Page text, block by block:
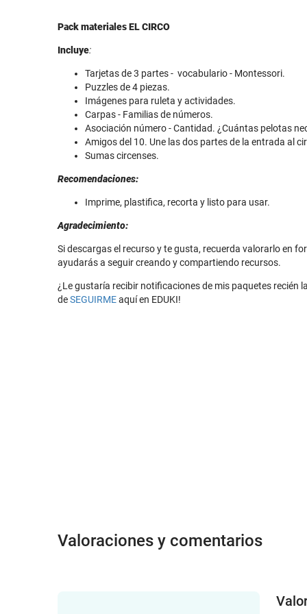
Pack materiales EL CIRCO
Incluye:
Tarjetas de 3 partes - vocabulario - Montessori.
Puzzles de 4 piezas.
Imágenes para ruleta y actividades.
Carpas - Familias de números.
Asociación número - Cantidad. ¿Cuántas pelotas
Amigos del 10. Une las dos partes de la entrada al
Sumas circenses.
Recomendaciones:
Imprime, plastifica, recorta y listo para usar.
Agradecimiento:
Si descargas el recurso y te gusta, recuerda valorarlo en
ayudarás a seguir creando y compartiendo recursos.
¿Le gustaría recibir notificaciones de mis paquetes recién
deSEGUIRMEaquí en EDUKI!
Valoraciones y comentarios